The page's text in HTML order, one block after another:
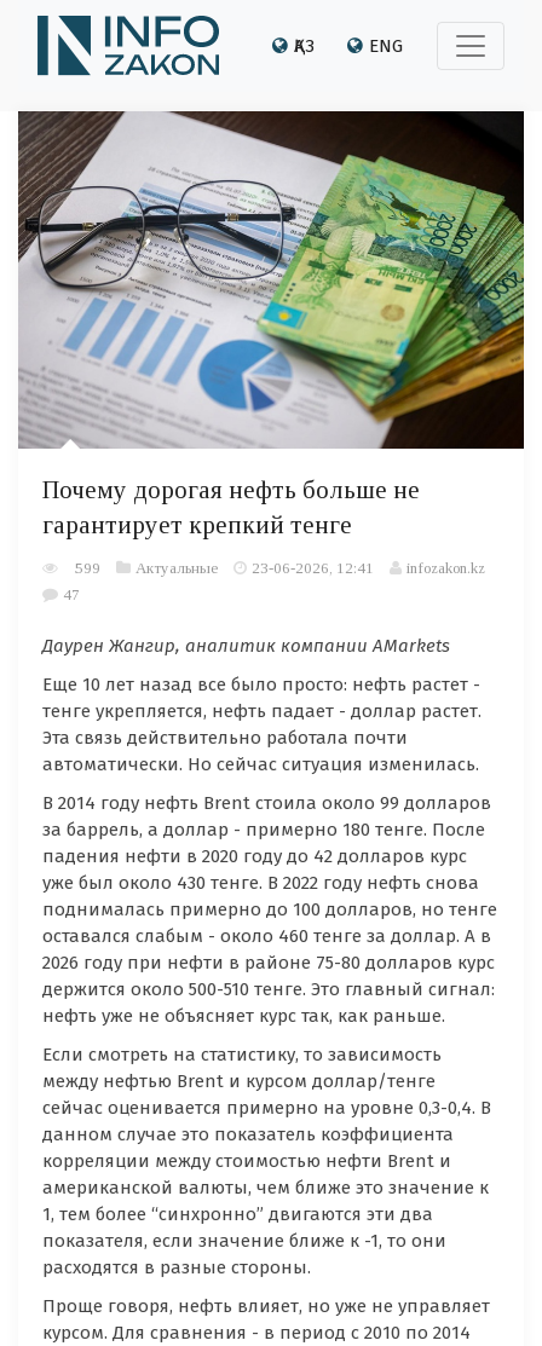
ҚАЗ ENG
Почему дорогая нефть больше не
гарантирует крепкий тенге
599 Актуальные 23-06-2026, 12:41
infozakon.kz
47
Даурен Жангир, аналитик компанииAMarkets
Еще 10 лет назад все было просто: нефть растет -
тенге укрепляется, нефть падает - доллар растет.
Эта связь действительно работала почти
автоматически. Но сейчас ситуация изменилась.
В 2014 году нефть Brent стоила около 99 долларов
за баррель, а доллар - примерно 180 тенге. После
падения нефти в 2020 году до 42 долларов курс
уже был около 430 тенге. В 2022 году нефть снова
поднималась примерно до 100 долларов, но тенге
оставался слабым - около 460 тенге за доллар. А в
2026 году при нефти в районе 75-80 долларов курс
держится около 500-510 тенге. Это главный сигнал:
нефть уже не объясняет курс так, как раньше.
Если смотреть на статистику, то зависимость
между нефтью Brent и курсом доллар/тенге
сейчас оценивается примерно на уровне 0,3-0,4. В
данном случае это показатель коэффициента
корреляции между стоимостью нефти Brent и
американской валюты, чем ближе это значение к
1, тем более “синхронно” двигаются эти два
показателя, если значение ближе к -1, то они
расходятся в разные стороны.
Проще говоря, нефть влияет, но уже не управляет
курсом. Для сравнения - в период с 2010 по 2014